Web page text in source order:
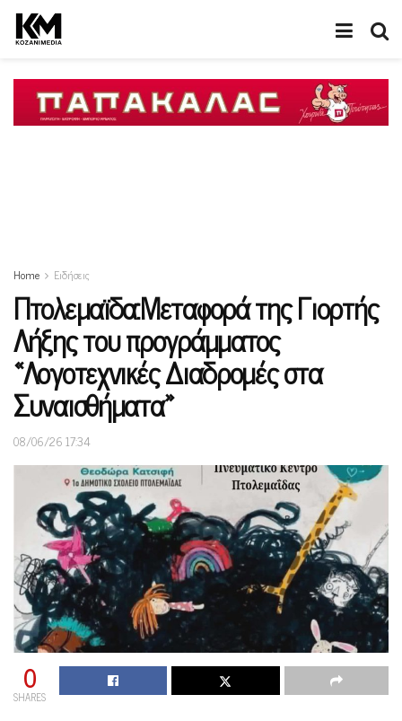
Home Ειδήσεις
Πτολεμαϊδα:Μεταφορά της Γιορτής
Λήξης του προγράμματος
«Λογοτεχνικές Διαδρομές στα
Συναισθήματα»
08/06/26 17:34
0
SHARES